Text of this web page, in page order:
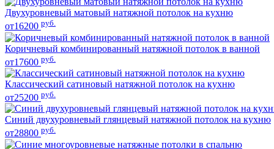
Двухуровневый матовый натяжной потолок на кухню
от16200 руб.
Коричневый комбинированный натяжной потолок в ванной
от17600 руб.
Классический сатиновый натяжной потолок на кухню
от25200 руб.
Синий двухуровневый глянцевый натяжной потолок на кухню
от28800 руб.